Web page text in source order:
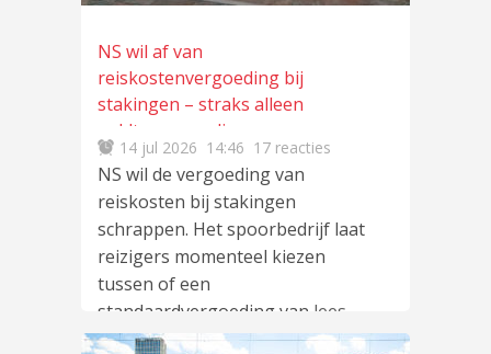
NS wil af van
reiskostenvergoeding bij
stakingen – straks alleen
geldterugregeling
14 jul 2026 14:46 17 reacties
NS wil de vergoeding van
reiskosten bij stakingen
schrappen. Het spoorbedrijf laat
reizigers momenteel kiezen
tussen of een
standaardvergoeding van lees
meer…